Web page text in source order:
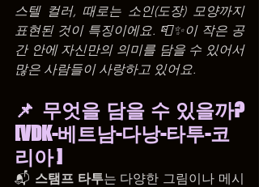
스텔 컬러, 때로는 소인(도장) 모양까지
표현된 것이 특징이에요. 📮✨이 작은 공
간 안에 자신만의 의미를 담을 수 있어서
많은 사람들이 사랑하고 있어요.
📌 무엇을 담을 수 있을까?
[VDK-베트남-다낭-타투-코
리아 ]
📬 스탬프 타투는 다양한 그림이나 메시